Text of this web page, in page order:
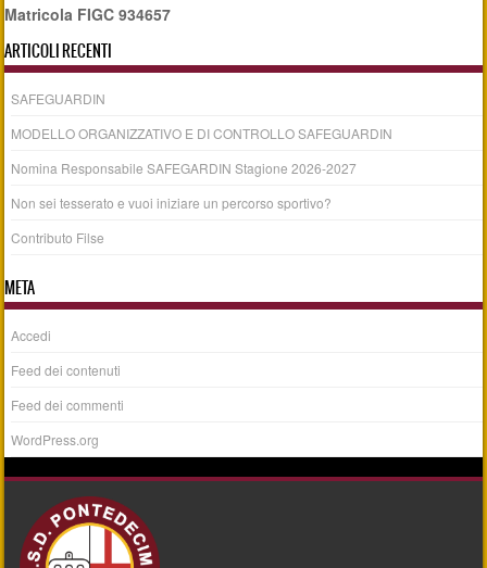
Matricola FIGC 934657
ARTICOLI RECENTI
SAFEGUARDIN
MODELLO ORGANIZZATIVO E DI CONTROLLO SAFEGUARDIN
Nomina Responsabile SAFEGARDIN Stagione 2026-2027
Non sei tesserato e vuoi iniziare un percorso sportivo?
Contributo Filse
META
Accedi
Feed dei contenuti
Feed dei commenti
WordPress.org